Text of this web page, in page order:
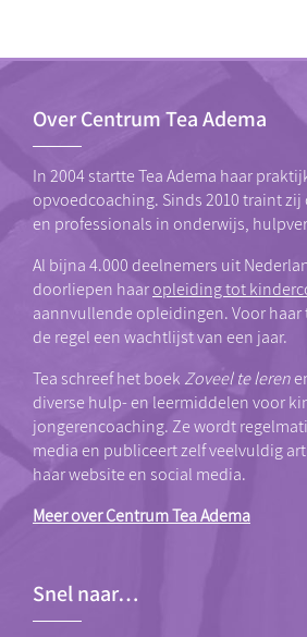
Over Centrum Tea Adema
In 2004 startte Tea Adema haar
opvoedcoaching. Sinds 2010 traint
en professionals in onderwijs,
Al bijna 4.000 deelnemers uit
doorliepen haaropleiding tot
aannvullende opleidingen. Voor
de regel een wachtlijst van een jaar.
Tea schreef het boek Zoveel te leren
diverse hulp- en leermiddelen voor
jongerencoaching. Ze wordt
media en publiceert zelf veelvuldig
haar website en social media.
Meer over Centrum Tea Adema
Snel naar…